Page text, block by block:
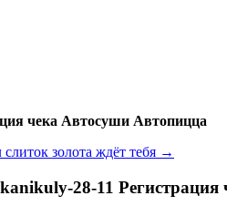
чека Автосуши Автопицца
золота ждёт тебя →
28-11